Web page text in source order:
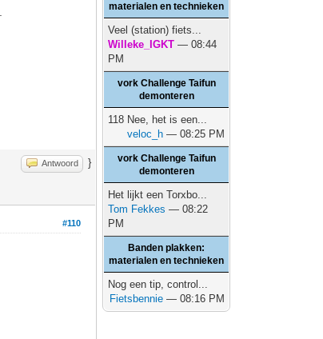
Antwoord }
#110
materialen en technieken
Veel (station) fiets...
Willeke_IGKT — 08:44
PM
vork Challenge Taifun
demonteren
118 Nee, het is een...
veloc_h — 08:25 PM
vork Challenge Taifun
demonteren
Het lijkt een Torxbo...
Tom Fekkes — 08:22
PM
Banden plakken:
materialen en technieken
Nog een tip, control...
Fietsbennie — 08:16 PM